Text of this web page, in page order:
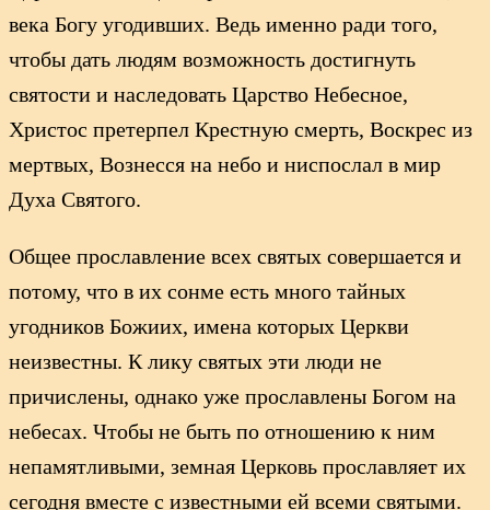
века Богу угодивших. Ведь именно ради того,
чтобы дать людям возможность достигнуть
святости и наследовать Царство Небесное,
Христос претерпел Крестную смерть, Воскрес из
мертвых, Вознесся на небо и ниспослал в мир
Духа Святого.
Общее прославление всех святых совершается и
потому, что в их сонме есть много тайных
угодников Божиих, имена которых Церкви
неизвестны. К лику святых эти люди не
причислены, однако уже прославлены Богом на
небесах. Чтобы не быть по отношению к ним
непамятливыми, земная Церковь прославляет их
сегодня вместе с известными ей всеми святыми.